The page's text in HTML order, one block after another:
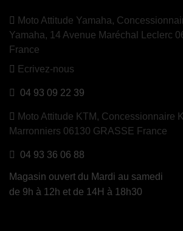
Moto Attitude Yamaha,
Yamaha, 14 Avenue Maréchal Leclerc
France
Ecrivez-nous
04 93 09 22 39
Moto Attitude KTM, Concessionnaire
Marronniers 06130 GRASSE France
04 93 36 06 88
Magasin ouvert du Mardi au samedi
de 9h à 12h et de 14H à 18h30